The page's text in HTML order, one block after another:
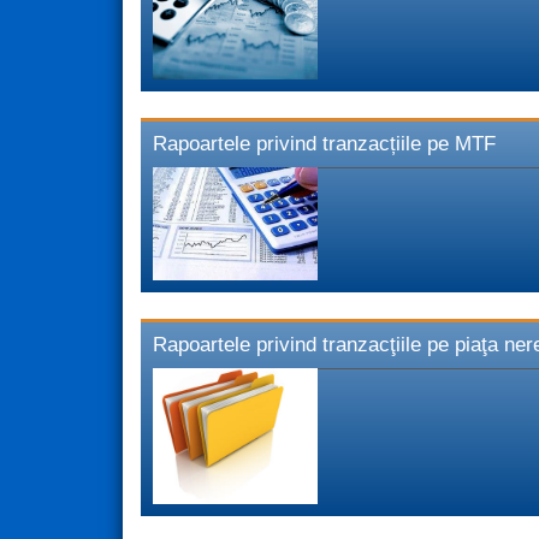
Rapoartele privind tranzacțiile pe MTF
Rapoartele privind tranzacţiile pe piaţa